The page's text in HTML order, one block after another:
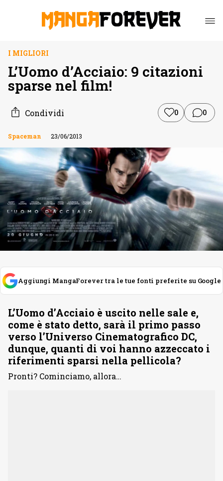
I MIGLIORI
L’Uomo d’Acciaio: 9 citazioni
sparse nel film!
Condividi 0 0
Spaceman 23/06/2013
Aggiungi MangaForever tra le tue fonti preferite su Google
L’Uomo d’Acciaio è uscito nelle sale e,
come è stato detto, sarà il primo passo
verso l’Universo Cinematografico DC,
dunque, quanti di voi hanno azzeccato i
riferimenti sparsi nella pellicola?
Pronti? Cominciamo, allora…